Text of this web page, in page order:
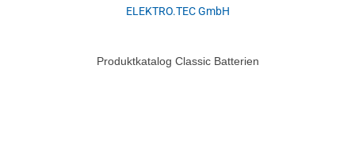
ELEKTRO.TEC GmbH
Produktkatalog Classic Batterien